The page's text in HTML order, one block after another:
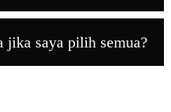
jika saya pilih semua?